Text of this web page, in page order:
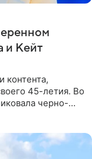
и Кейт
контента,
45-летия. Во
черно-